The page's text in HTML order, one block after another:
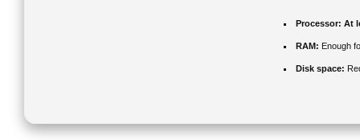
Processor: At
RAM: Enough
Disk space: